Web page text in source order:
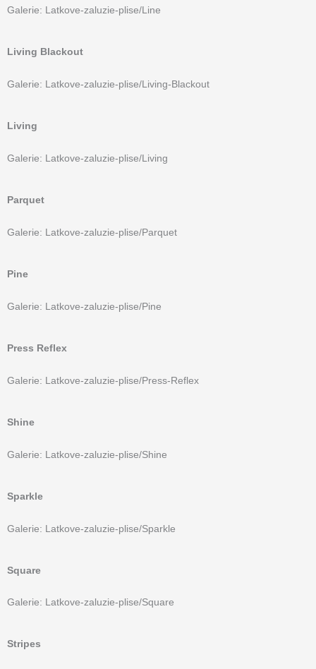
Galerie: Latkove-zaluzie-plise/Line
Living Blackout
Galerie: Latkove-zaluzie-plise/Living-Blackout
Living
Galerie: Latkove-zaluzie-plise/Living
Parquet
Galerie: Latkove-zaluzie-plise/Parquet
Pine
Galerie: Latkove-zaluzie-plise/Pine
Press Reflex
Galerie: Latkove-zaluzie-plise/Press-Reflex
Shine
Galerie: Latkove-zaluzie-plise/Shine
Sparkle
Galerie: Latkove-zaluzie-plise/Sparkle
Square
Galerie: Latkove-zaluzie-plise/Square
Stripes